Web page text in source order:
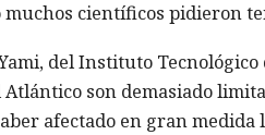
muchos científicos pidieron
del Instituto
son demasiado
afectado en gran